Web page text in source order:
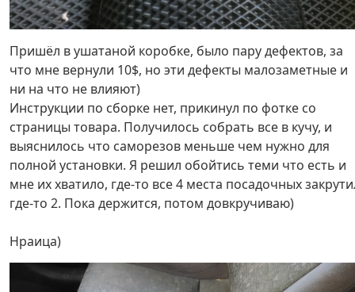
Пришёл в ушатаной коробке, было пару дефектов, за
что мне вернули 10$, но эти дефекты малозаметные и
ни на что не влияют)
Инструкции по сборке нет, прикинул по фотке со
страницы товара. Получилось собрать все в кучу, и
выяснилось что саморезов меньше чем нужно для
полной установки. Я решил обойтись теми что есть и
мне их хватило, где-то все 4 места посадочных
где-то 2. Пока держится, потом довкручиваю)
Нраица)